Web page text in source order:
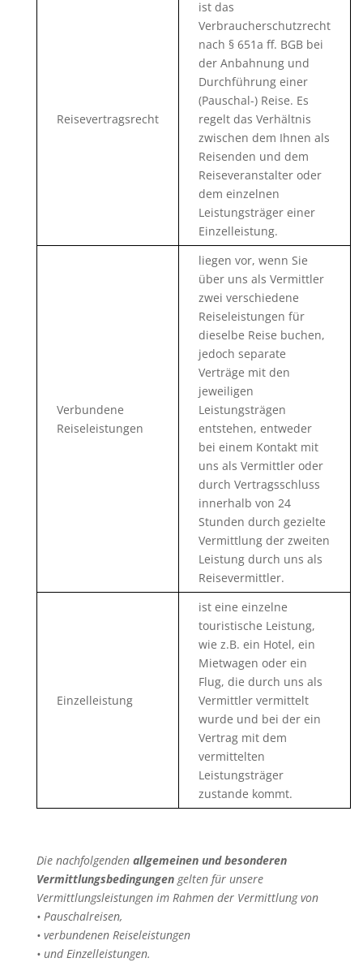
Reisevertragsrecht
ist das
Verbraucherschutzrecht
nach § 651a ff. BGB bei
der Anbahnung und
Durchführung einer
(Pauschal-) Reise. Es
regelt das Verhältnis
zwischen dem Ihnen als
Reisenden und dem
Reiseveranstalter oder
dem einzelnen
Leistungsträger einer
Einzelleistung.
Verbundene
Reiseleistungen
liegen vor, wenn Sie
über uns als Vermittler
zwei verschiedene
Reiseleistungen für
dieselbe Reise buchen,
jedoch separate
Verträge mit den
jeweiligen
Leistungsträgen
entstehen, entweder
bei einem Kontakt mit
uns als Vermittler oder
durch Vertragsschluss
innerhalb von 24
Stunden durch gezielte
Vermittlung der zweiten
Leistung durch uns als
Reisevermittler.
Einzelleistung
ist eine einzelne
touristische Leistung,
wie z.B. ein Hotel, ein
Mietwagen oder ein
Flug, die durch uns als
Vermittler vermittelt
wurde und bei der ein
Vertrag mit dem
vermittelten
Leistungsträger
zustande kommt.
Die nachfolgenden allgemeinen und besonderen
Vermittlungsbedingungengelten für unsere
Vermittlungsleistungen im Rahmen der Vermittlung von
• Pauschalreisen,
• verbundenen Reiseleistungen
• und Einzelleistungen.